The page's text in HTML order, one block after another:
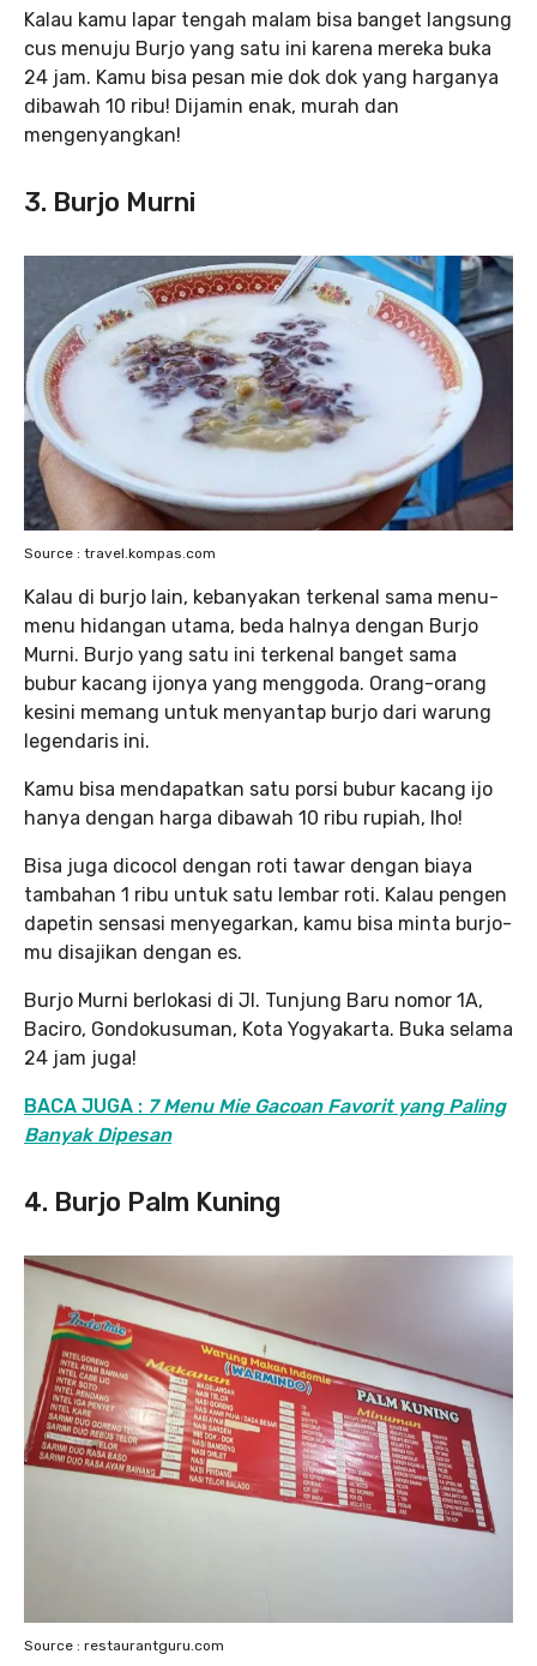
Kalau kamu lapar tengah malam bisa banget langsung
cus menuju Burjo yang satu ini karena mereka buka
24 jam. Kamu bisa pesan mie dok dok yang harganya
dibawah 10 ribu! Dijamin enak, murah dan
mengenyangkan!
3. Burjo Murni
Source : travel.kompas.com
Kalau di burjo lain, kebanyakan terkenal sama menu-
menu hidangan utama, beda halnya dengan Burjo
Murni. Burjo yang satu ini terkenal banget sama
bubur kacang ijonya yang menggoda. Orang-orang
kesini memang untuk menyantap burjo dari warung
legendaris ini.
Kamu bisa mendapatkan satu porsi bubur kacang ijo
hanya dengan harga dibawah 10 ribu rupiah, lho!
Bisa juga dicocol dengan roti tawar dengan biaya
tambahan 1 ribu untuk satu lembar roti. Kalau pengen
dapetin sensasi menyegarkan, kamu bisa minta burjo-
mu disajikan dengan es.
Burjo Murni berlokasi di Jl. Tunjung Baru nomor 1A,
Baciro, Gondokusuman, Kota Yogyakarta. Buka selama
24 jam juga!
BACA JUGA : 7 Menu Mie Gacoan Favorit yang Paling
Banyak Dipesan
4. Burjo Palm Kuning
Source : restaurantguru.com